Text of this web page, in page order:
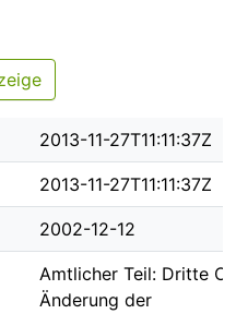
2013-11-27T11:11:37Z
2013-11-27T11:11:37Z
2002-12-12
Amtlicher Teil: Dritte
Änderung der